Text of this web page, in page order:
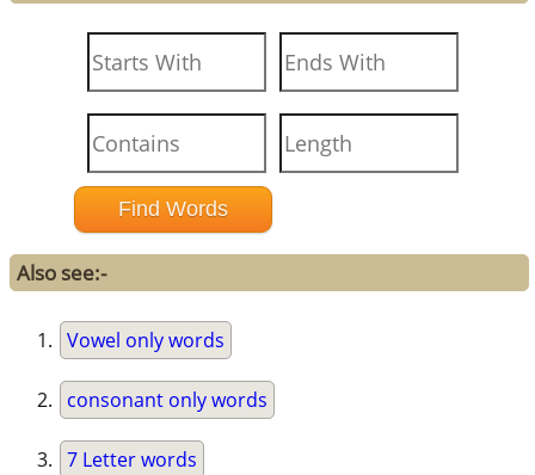
Also see:-
Vowel only words
consonant only words
7 Letter words